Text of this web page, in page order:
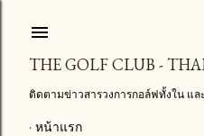
THE GOLF CLUB -
ติดตามข่าวสารวงการกอล์ฟทั้งใน แล
หน้าแรก